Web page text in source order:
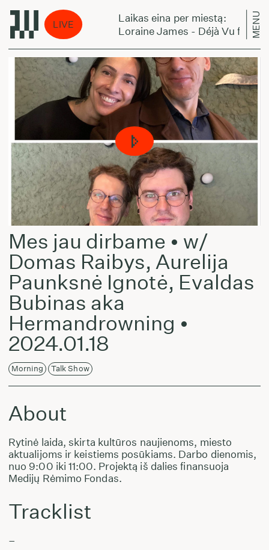
LIVE
ft. RiTchie
Laikas eina per miestą:
Loraine James - Déjà Vu ft.
MENU
Mes jau dirbame • w/
Domas Raibys, Aurelija
Paunksnė Ignotė, Evaldas
Bubinas aka
Hermandrowning •
2024.01.18
Morning Talk Show
About
Rytinė laida, skirta kultūros naujienoms, miesto
aktualijoms ir keistiems posūkiams. Darbo dienomis,
nuo 9:00 iki 11:00. Projektą iš dalies finansuoja
Medijų Rėmimo Fondas.
Tracklist
–